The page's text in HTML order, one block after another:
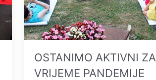
OSTANIMO AKTIVNI ZA
VRIJEME PANDEMIJE